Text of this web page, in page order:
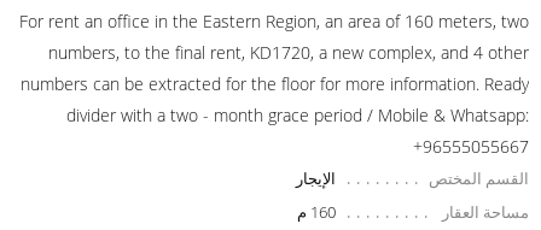
For rent an office in the Eastern Region, an area of 160 meters, two
numbers, to the final rent, KD1720, a new complex, and 4 other
numbers can be extracted for the floor for more information. Ready
divider with a two - month grace period​ / Mobile & Whatsapp:
+96555055667
القسم المختص
الإيجار
مساحة العقار
160 م